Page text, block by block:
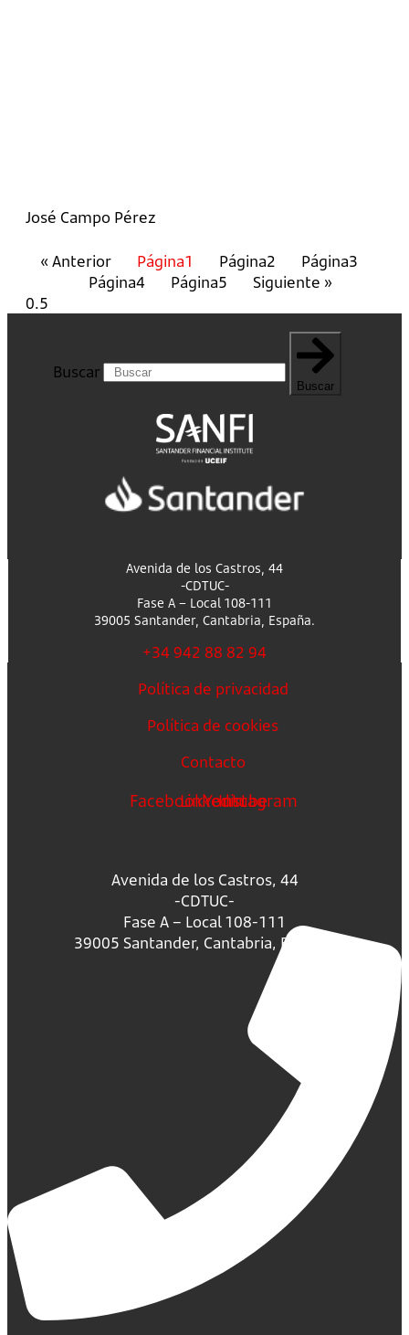
José Campo Pérez
« Anterior Página1 Página2 Página3
Página4 Página5 Siguiente »
Buscar
Buscar
Avenida de los Castros, 44
-CDTUC-
Fase A – Local 108-111
39005 Santander, Cantabria, España.
+34 942 88 82 94
Política de privacidad
Política de cookies
Contacto
FacebookLinkedin
Youtube
Instagram
Avenida de los Castros, 44
-CDTUC-
Fase A – Local 108-111
39005 Santander, Cantabria, España.